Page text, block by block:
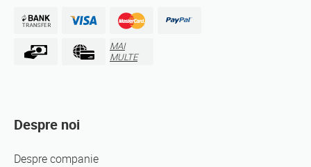
MAI
MULTE
Despre noi
Despre companie